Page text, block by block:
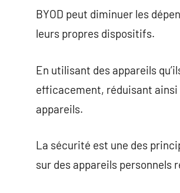
BYOD peut diminuer les
leurs propres dispositifs.
En utilisant des appareils
efficacement, réduisant ainsi
appareils.
La sécurité est une des
sur des appareils personnels